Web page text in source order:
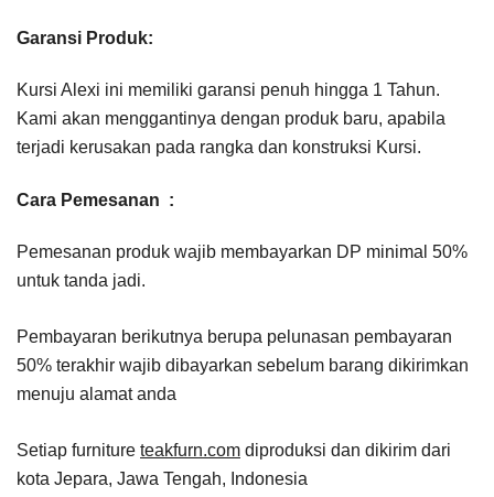
Garansi Produk:
Kursi Alexi ini memiliki garansi penuh hingga 1 Tahun.
Kami akan menggantinya dengan produk baru, apabila
terjadi kerusakan pada rangka dan konstruksi Kursi.
Cara Pemesanan :
Pemesanan produk wajib membayarkan DP minimal 50%
untuk tanda jadi.
Pembayaran berikutnya berupa pelunasan pembayaran
50% terakhir wajib dibayarkan sebelum barang dikirimkan
menuju alamat anda
Setiap furniture teakfurn.com diproduksi dan dikirim dari
kota Jepara, Jawa Tengah, Indonesia